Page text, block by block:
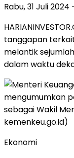
Rabu, 31 Juli 2024
tanggapan
melantik
dalam waktu
Ekonomi